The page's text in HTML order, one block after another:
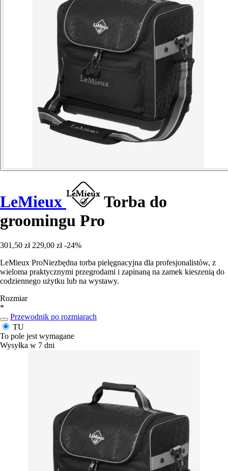
LeMieux
Torba do
groomingu Pro
301,50 zł 229,00 zł -24%
LeMieux ProNiezbędna torba pielęgnacyjna dla profesjonalistów, z
wieloma praktycznymi przegrodami i zapinaną na zamek kieszenią do
codziennego użytku lub na wystawy.
Rozmiar
*
Przewodnik po rozmiarach
TU
To pole jest wymagane
Wysyłka w 7 dni